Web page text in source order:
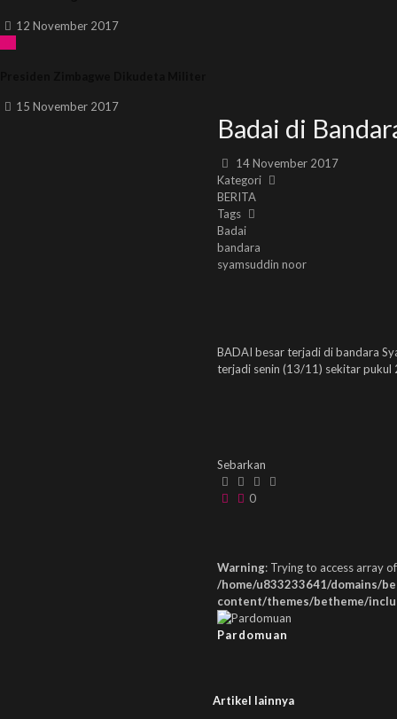
12 November 2017
15 November 2017
Badai di
14 November 2017
Kategori
BERITA
Tags
Badai
bandara
syamsuddin noor
BADAI besar terjadi di bandara
terjadi senin (13/11) sekitar pukul
Sebarkan
0
Warning: Trying to access array
/home/u833233641/domains/
content/themes/betheme/
Pardomuan
Artikel lainnya